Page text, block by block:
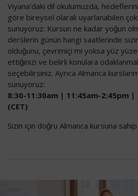
Viyana'daki dil okulumuzda,
göre bireysel olarak uyarlanabilen
sunuyoruz: Kursun ne kadar yoğun
derslerin günün hangi saatlerinde
olduğunu, çevrimiçi mi yoksa yüz
ettiğinizi ve belirli konulara
seçebilirsiniz. Ayrıca Almanca
sunuyoruz:
8:30-11:30am | 11:45am-2:45pm
(CET)
Sizin için doğru Almanca kursuna